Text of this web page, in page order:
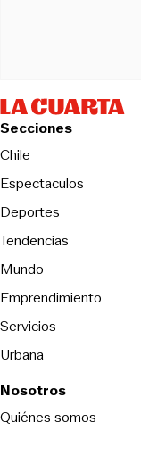
Secciones
Chile
Espectaculos
Deportes
Tendencias
Mundo
Emprendimiento
Servicios
Urbana
Nosotros
Quiénes somos